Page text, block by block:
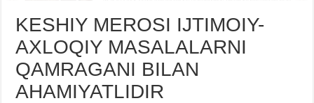
KЕSHIY MЕROSI IJTIMOIY-
AXLOQIY MASALALARNI
QAMRAGANI BILAN
AHAMIYATLIDIR